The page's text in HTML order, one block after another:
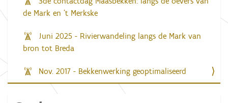
de Mark en 't Merkske
Juni 2025 - Rivierwandeling langs de Mark van
bron tot Breda
Nov. 2017 - Bekkenwerking geoptimaliseerd